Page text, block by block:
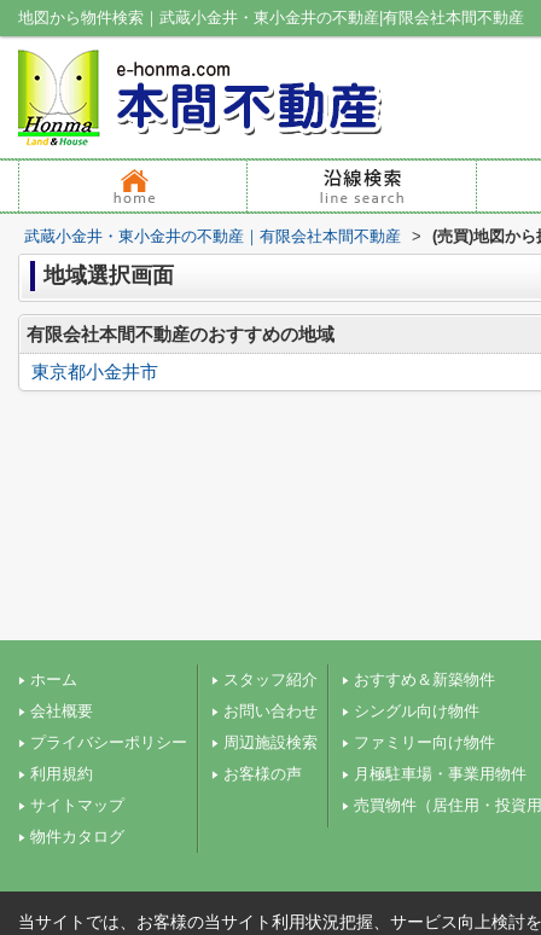
地図から物件検索｜武蔵小金井・東小金井の不動産|有限会社本間不動産
武蔵小金井・東小金井の不動産｜有限会社本間不動産 > (売買)地図から
地域選択画面
有限会社本間不動産のおすすめの地域
東京都小金井市
ホーム
会社概要
プライバシーポリシー
利用規約
サイトマップ
物件カタログ
スタッフ紹介
お問い合わせ
周辺施設検索
お客様の声
おすすめ＆新築物件
シングル向け物件
ファミリー向け物件
月極駐車場・事業用物件
売買物件（居住用・投資
当サイトでは、お客様の当サイト利用状況把握、サービス向上検討